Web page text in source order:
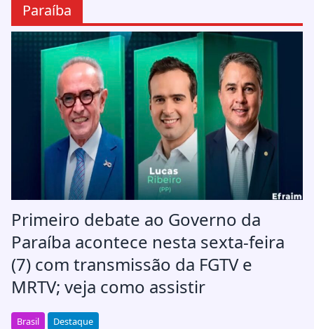
Paraíba
Primeiro debate ao Governo da
Paraíba acontece nesta sexta-feira
(7) com transmissão da FGTV e
MRTV; veja como assistir
Brasil Destaque